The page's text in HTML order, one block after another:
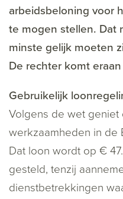
arbeidsbeloning voor
te mogen stellen. Dat
minste gelijk moeten
De rechter komt
Gebruikelijk
Volgens de wet geniet
werkzaamheden in de
Dat loon wordt op €
gesteld, tenzij
dienstbetrekkingen